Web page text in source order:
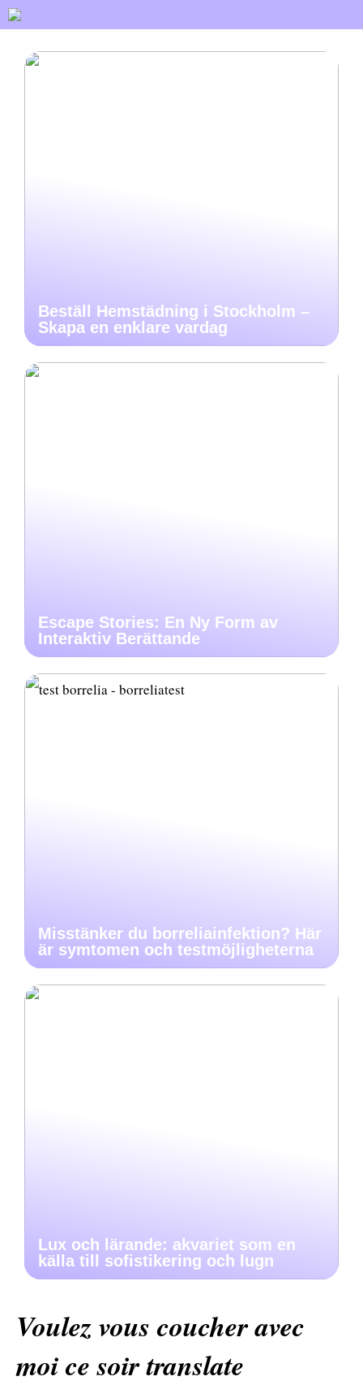
Beställ Hemstädning i Stockholm –
Skapa en enklare vardag
Escape Stories: En Ny Form av
Interaktiv Berättande
Misstänker du borreliainfektion? Här
är symtomen och testmöjligheterna
Lux och lärande: akvariet som en
källa till sofistikering och lugn
Voulez vous coucher avec
moi ce soir translate